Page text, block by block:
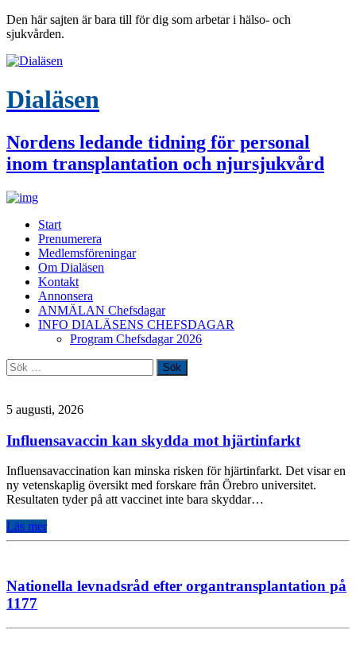
Den här sajten är bara till för dig som arbetar i hälso- och
sjukvården.
Dialäsen
Nordens ledande tidning för personal
inom transplantation och njursjukvård
Start
Prenumerera
Medlemsföreningar
Om Dialäsen
Kontakt
Annonsera
ANMÄLAN Chefsdagar
INFO DIALÄSENS CHEFSDAGAR
Program Chefsdagar 2026
Sök
efter:
5 augusti, 2026
Influensavaccin kan skydda mot hjärtinfarkt
Influensavaccination kan minska risken för hjärtinfarkt. Det visar en
ny vetenskaplig översikt med forskare från Örebro universitet.
Resultaten tyder på att vaccinet inte bara skyddar…
Läs mer
Nationella levnadsråd efter organtransplantation på
1177